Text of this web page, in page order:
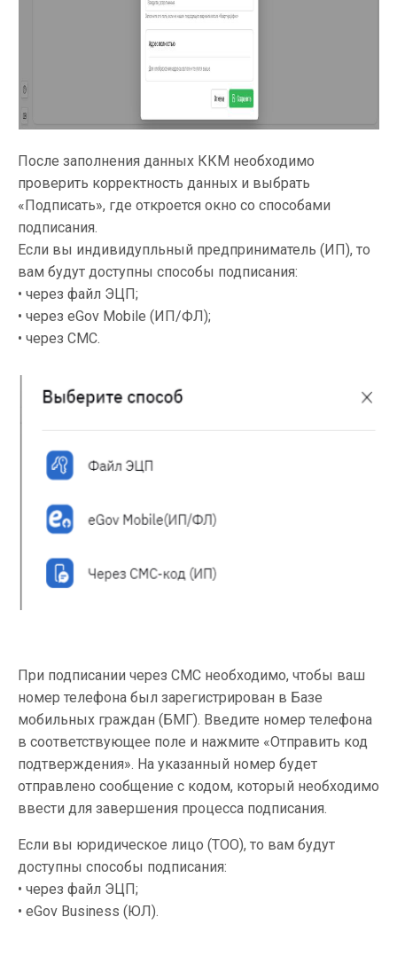
После заполнения данных ККМ необходимо
проверить корректность данных и выбрать
«Подписать», где откроется окно со способами
подписания.
Если вы индивидупльный предприниматель (ИП), то
вам будут доступны способы подписания:
• через файл ЭЦП;
• через eGov Mobile (ИП/ФЛ);
• через СМС.
При подписании через СМС необходимо, чтобы ваш
номер телефона был зарегистрирован в Базе
мобильных граждан (БМГ). Введите номер телефона
в соответствующее поле и нажмите «Отправить код
подтверждения». На указанный номер будет
отправлено сообщение с кодом, который необходимо
ввести для завершения процесса подписания.
Если вы юридическое лицо (ТОО), то вам будут
доступны способы подписания:
• через файл ЭЦП;
• eGov Business (ЮЛ).